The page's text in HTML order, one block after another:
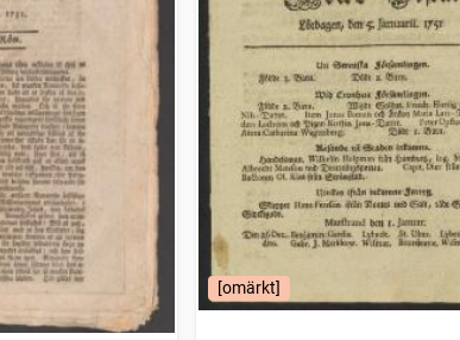
[omärkt]